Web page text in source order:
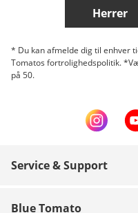
Herrer
* Du kan afmelde dig til enhver
Tomatos fortrolighedspolitik.
på 50.
Service & Support
Blue Tomato